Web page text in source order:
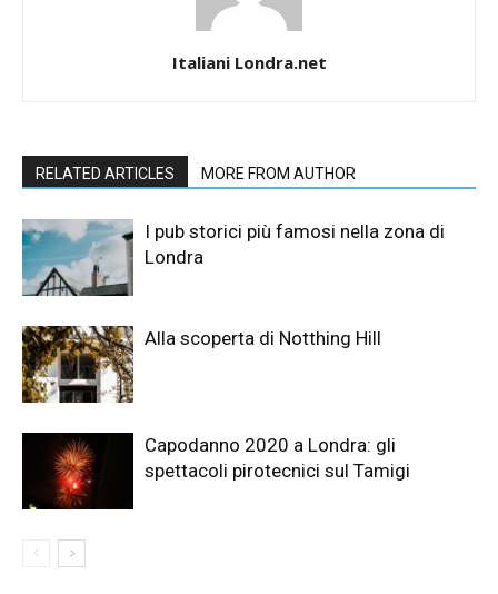
Italiani Londra.net
RELATED ARTICLES MORE FROM AUTHOR
I pub storici più famosi nella zona di
Londra
Alla scoperta di Notthing Hill
Capodanno 2020 a Londra: gli
spettacoli pirotecnici sul Tamigi